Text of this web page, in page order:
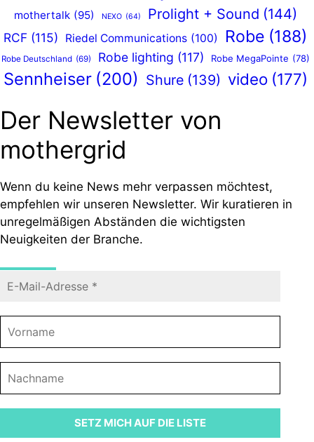
mothertalk (95) NEXO (64) Prolight + Sound (144)
RCF (115) Riedel Communications (100) Robe (188)
Robe Deutschland (69) Robe lighting (117) Robe MegaPointe (78)
Sennheiser (200) Shure (139) video (177)
Der Newsletter von
mothergrid
Wenn du keine News mehr verpassen möchtest,
empfehlen wir unseren Newsletter. Wir kuratieren in
unregelmäßigen Abständen die wichtigsten
Neuigkeiten der Branche.